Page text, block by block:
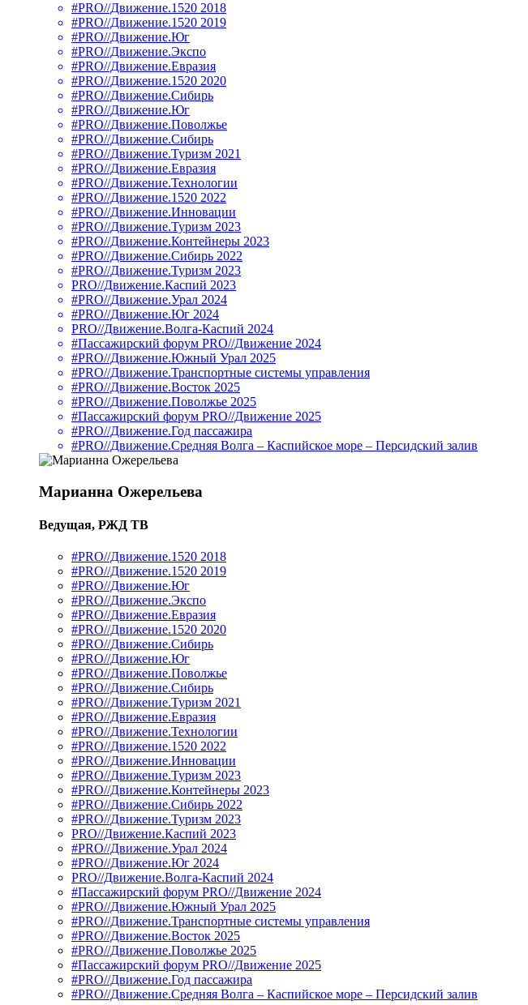
#PRO//Движение.1520 2018
#PRO//Движение.1520 2019
#PRO//Движение.Юг
#PRO//Движение.Экспо
#PRO//Движение.Евразия
#PRO//Движение.1520 2020
#PRO//Движение.Сибирь
#PRO//Движение.Юг
#PRO//Движение.Поволжье
#PRO//Движение.Сибирь
#PRO//Движение.Туризм 2021
#PRO//Движение.Евразия
#PRO//Движение.Технологии
#PRO//Движение.1520 2022
#PRO//Движение.Инновации
#PRO//Движение.Туризм 2023
#PRO//Движение.Контейнеры 2023
#PRO//Движение.Сибирь 2022
#PRO//Движение.Туризм 2023
PRO//Движение.Каспий 2023
#PRO//Движение.Урал 2024
#PRO//Движение.Юг 2024
PRO//Движение.Волга-Каспий 2024
#Пассажирский форум PRO//Движение 2024
#PRO//Движение.Южный Урал 2025
#PRO//Движение.Транспортные системы управления
#PRO//Движение.Восток 2025
#PRO//Движение.Поволжье 2025
#Пассажирский форум PRO//Движение 2025
#PRO//Движение.Год пассажира
#PRO//Движение.Средняя Волга – Каспийское море – Персидский залив
Марианна Ожерельева
Ведущая, РЖД ТВ
#PRO//Движение.1520 2018
#PRO//Движение.1520 2019
#PRO//Движение.Юг
#PRO//Движение.Экспо
#PRO//Движение.Евразия
#PRO//Движение.1520 2020
#PRO//Движение.Сибирь
#PRO//Движение.Юг
#PRO//Движение.Поволжье
#PRO//Движение.Сибирь
#PRO//Движение.Туризм 2021
#PRO//Движение.Евразия
#PRO//Движение.Технологии
#PRO//Движение.1520 2022
#PRO//Движение.Инновации
#PRO//Движение.Туризм 2023
#PRO//Движение.Контейнеры 2023
#PRO//Движение.Сибирь 2022
#PRO//Движение.Туризм 2023
PRO//Движение.Каспий 2023
#PRO//Движение.Урал 2024
#PRO//Движение.Юг 2024
PRO//Движение.Волга-Каспий 2024
#Пассажирский форум PRO//Движение 2024
#PRO//Движение.Южный Урал 2025
#PRO//Движение.Транспортные системы управления
#PRO//Движение.Восток 2025
#PRO//Движение.Поволжье 2025
#Пассажирский форум PRO//Движение 2025
#PRO//Движение.Год пассажира
#PRO//Движение.Средняя Волга – Каспийское море – Персидский залив